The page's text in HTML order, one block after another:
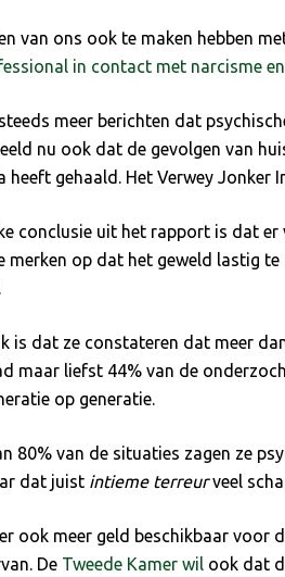
van ons ook te maken hebben
in contact met narcisme
meer berichten dat
nu ook dat de gevolgen van
heeft gehaald. Het Verwey
conclusie uit het rapport is dat
merken op dat het geweld lastig
is dat ze constateren dat meer
maar liefst 44% van de
op generatie.
80% van de situaties zagen ze
dat juist intieme terreurveel
ook meer geld beschikbaar voor
De Tweede Kamer wil ook dat